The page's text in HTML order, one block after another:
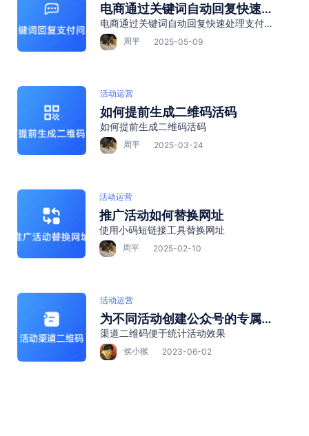
电商通过关键词自动回复快速处
理支付问题
电商通过关键词自动回复快速处理支付问
题
周平 2025-05-09
活动运营
如何提前生成二维码活码
如何提前生成二维码活码
周平 2025-03-24
活动运营
推广活动如何替换网址
使用小码短链接工具替换网址
周平 2025-02-10
活动运营
为不同活动创建公众号的专属渠
道二维码
渠道二维码便于统计活动效果
侯小猴 2023-06-02